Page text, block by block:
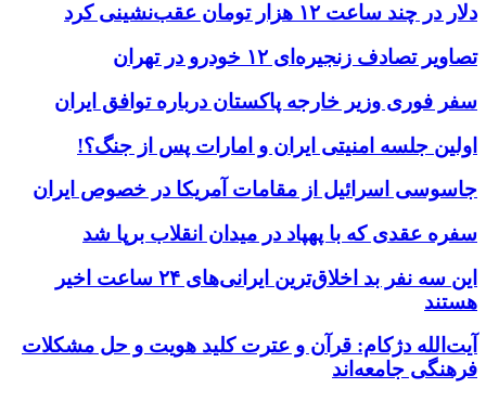
دلار در چند ساعت ۱۲ هزار تومان عقب‌نشینی کرد
تصاویر تصادف زنجیره‌ای ۱۲ خودرو در تهران
سفر فوری وزیر خارجه پاکستان درباره توافق ایران
اولین جلسه امنیتی ایران و امارات پس از جنگ؟!
جاسوسی اسرائیل از مقامات آمریکا در خصوص ایران
سفره عقدی که با پهپاد در میدان انقلاب برپا شد
این سه نفر بد اخلاق‌ترین ایرانی‌های ۲۴ ساعت اخیر
هستند
آیت‌الله دژکام: قرآن و عترت کلید هویت و حل مشکلات
فرهنگی جامعه‌اند